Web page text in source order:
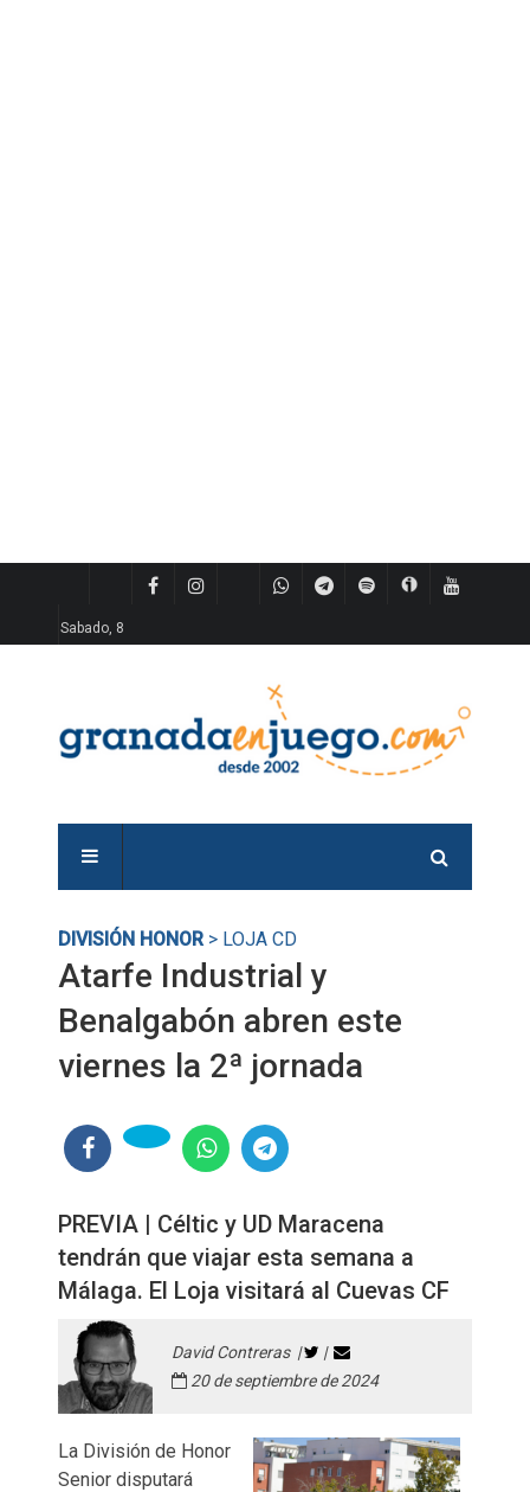
Sabado, 8
DIVISIÓN HONOR> LOJA CD
Atarfe Industrial y
Benalgabón abren este
viernes la 2ª jornada
PREVIA | Céltic y UD Maracena
tendrán que viajar esta semana a
Málaga. El Loja visitará al Cuevas CF
David Contreras |
|
20 de septiembre de 2024
La División de Honor
Senior disputará